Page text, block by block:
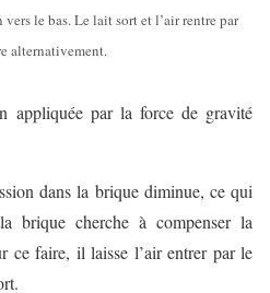
le bas. Le lait sort et l’air rentre par
alternativement.
appliquée par la force de gravité
dans la brique diminue, ce qui
brique cherche à compenser la
ce faire, il laisse l’air entrer par le